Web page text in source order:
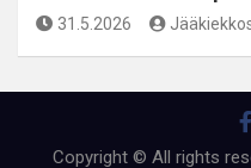
31.5.2026
Copyright © All rights